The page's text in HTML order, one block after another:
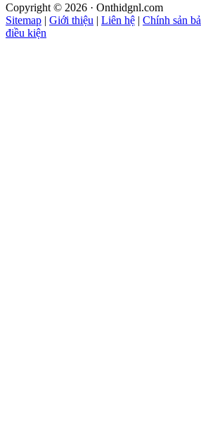
Copyright © 2026 · Onthidgnl.com
Sitemap | Giới thiệu | Liên hệ | Chính sản
điều kiện